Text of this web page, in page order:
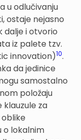
u odlučivanju
ostaje nejasno
dalje i otvorio
iz palete tzv.
innovation)10.
da jedinice
samostalno
položaju
za
o lokalnim